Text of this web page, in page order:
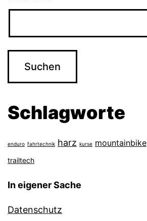
Schlagworte
enduro fahrtechnik harz kurse mountainbike
trailtech
In eigener Sache
Datenschutz